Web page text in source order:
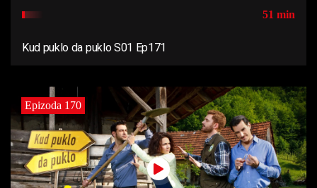
51 min
Kud puklo da puklo S01 Ep171
Epizoda 170